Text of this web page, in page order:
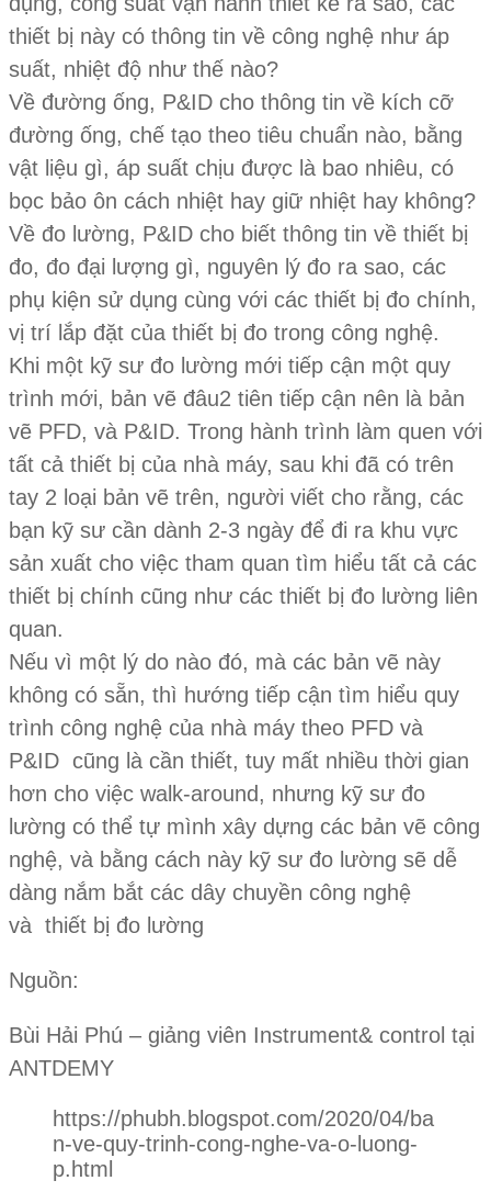
thiết bị này có thông tin về công nghệ như áp
suất, nhiệt độ như thế nào?
Về đường ống, P&ID cho thông tin về kích cỡ
đường ống, chế tạo theo tiêu chuẩn nào, bằng
vật liệu gì, áp suất chịu được là bao nhiêu, có
bọc bảo ôn cách nhiệt hay giữ nhiệt hay không?
Về đo lường, P&ID cho biết thông tin về thiết bị
đo, đo đại lượng gì, nguyên lý đo ra sao, các
phụ kiện sử dụng cùng với các thiết bị đo chính,
vị trí lắp đặt của thiết bị đo trong công nghệ.
Khi một kỹ sư đo lường mới tiếp cận một quy
trình mới, bản vẽ đâu2 tiên tiếp cận nên là bản
vẽ PFD, và P&ID. Trong hành trình làm quen với
tất cả thiết bị của nhà máy, sau khi đã có trên
tay 2 loại bản vẽ trên, người viết cho rằng, các
bạn kỹ sư cần dành 2-3 ngày để đi ra khu vực
sản xuất cho việc tham quan tìm hiểu tất cả các
thiết bị chính cũng như các thiết bị đo lường liên
quan.
Nếu vì một lý do nào đó, mà các bản vẽ này
không có sẵn, thì hướng tiếp cận tìm hiểu quy
trình công nghệ của nhà máy theo PFD và
P&ID cũng là cần thiết, tuy mất nhiều thời gian
hơn cho việc walk-around, nhưng kỹ sư đo
lường có thể tự mình xây dựng các bản vẽ công
nghệ, và bằng cách này kỹ sư đo lường sẽ dễ
dàng nắm bắt các dây chuyền công nghệ
và thiết bị đo lường
Nguồn:
Bùi Hải Phú – giảng viên Instrument& control tại
ANTDEMY
https://phubh.blogspot.com/2020/04/ba
n-ve-quy-trinh-cong-nghe-va-o-luong-
p.html